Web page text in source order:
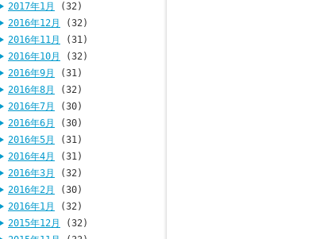
2017年1月
(32)
2016年12月
(32)
2016年11月
(31)
2016年10月
(32)
2016年9月
(31)
2016年8月
(32)
2016年7月
(30)
2016年6月
(30)
2016年5月
(31)
2016年4月
(31)
2016年3月
(32)
2016年2月
(30)
2016年1月
(32)
2015年12月
(32)